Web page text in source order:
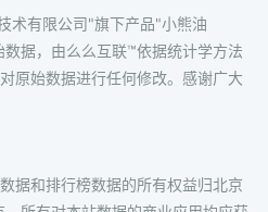
术有限公司"旗下产品"小熊油
据，由么么互联™依据统计学方法
原始数据进行任何修改。感谢广大
据和排行榜数据的所有权益归北京